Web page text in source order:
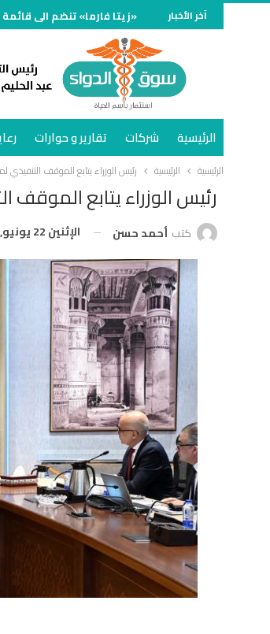
آخر الأخبار «زيتا فارما» تنضم الى قائمة الـ30 شركة الأعلى مبيعًا في سوق الدواء المصري خلال النصف الأول
الرئيسية شركات تقارير و حوارات
الرئيسية الرئيسية رئيس الوزراء يتابع الموقف
رئيس الوزراء يتابع
كتب أحمد حسن الإثنين 22 يونيو, 2026 12:34 م